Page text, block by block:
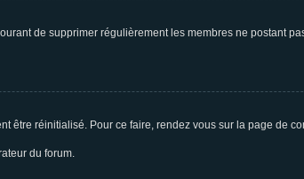
de supprimer régulièrement les membres ne postant
être réinitialisé. Pour ce faire, rendez vous sur la page de
du forum.